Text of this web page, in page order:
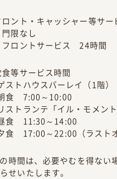
ント・キャッシャー等サー
門限なし
フロントサービス 24時間
等サービス時間
ストハウスバーレイ（1階）
7:00～10:00
ストランテ「イル・モメン
11:30～14:00
17:00～22:00（ラスト
時間は、必要やむを得ない
せいたします。